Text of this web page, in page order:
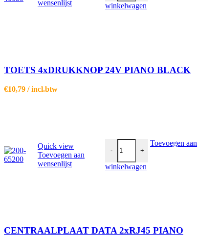
wensenlijst
winkelwagen
TOETS 4xDRUKKNOP 24V PIANO BLACK
€10,79 / incl.btw
Quick view
Toevoegen aan
wensenlijst
-
CENTRAALPLAAT DATA
+
Toevoegen aan
winkelwagen
CENTRAALPLAAT DATA 2xRJ45 PIANO